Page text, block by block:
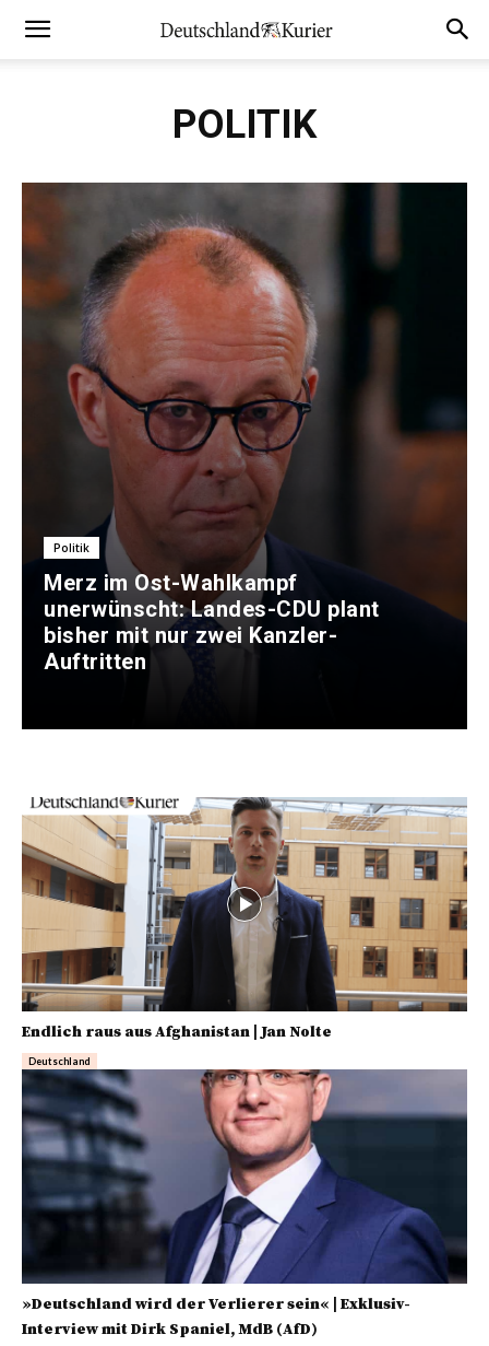
POLITIK
Politik
Merz im Ost-Wahlkampf
unerwünscht: Landes-CDU plant
bisher mit nur zwei Kanzler-
Auftritten
Endlich raus aus Afghanistan | Jan Nolte
Deutschland
»Deutschland wird der Verlierer sein« | Exklusiv-
Interview mit Dirk Spaniel, MdB (AfD)